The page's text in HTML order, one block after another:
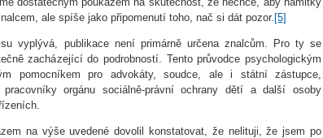
ale spíše jako připomenutí toho, nač si dát pozor. [5]
vyplývá, publikace není primárně určena znalcům. Pro ty se
zacházející do podrobností. Tento průvodce psychologickým
pomocníkem pro advokáty, soudce, ale i státní zástupce,
orgánu sociálně-právní ochrany dětí a další osoby
na výše uvedené dovolil konstatovat, že nelituji, že jsem po